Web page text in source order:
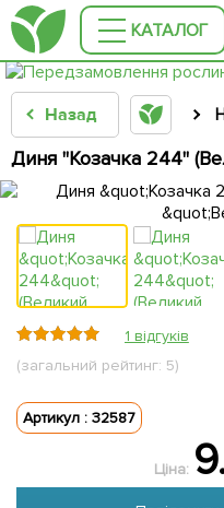
КАТАЛОГ
Назад
Диня "Козачка 244"
1 відгуків
(загальний рейтинг: 5)
Артикул : 32587
Ціна: